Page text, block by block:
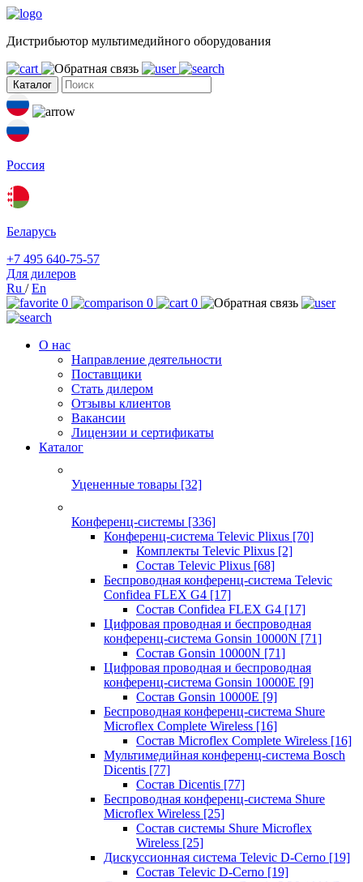
Дистрибьютор мультимедийного оборудования
Каталог
Россия
Беларусь
+7 495 640-75-57
Для дилеров
Ru /En
0
0 0
О нас
Направление деятельности
Поставщики
Стать дилером
Отзывы клиентов
Вакансии
Лицензии и сертификаты
Каталог
Уцененные товары [32]
Конференц-системы [336]
Конференц-система Televic Plixus [70]
Комплекты Televic Plixus [2]
Состав Televic Plixus [68]
Беспроводная конференц-система Televic
Confidea FLEX G4 [17]
Состав Confidea FLEX G4 [17]
Цифровая проводная и беспроводная
конференц-система Gonsin 10000N [71]
Состав Gonsin 10000N [71]
Цифровая проводная и беспроводная
конференц-система Gonsin 10000E [9]
Состав Gonsin 10000E [9]
Беспроводная конференц-система Shure
Microflex Complete Wireless [16]
Состав Microflex Complete Wireless [16]
Мультимедийная конференц-система Bosch
Dicentis [77]
Состав Dicentis [77]
Беспроводная конференц-система Shure
Microflex Wireless [25]
Состав системы Shure Microflex
Wireless [25]
Дискуссионная система Televic D-Cerno [19]
Состав Televic D-Cerno [19]